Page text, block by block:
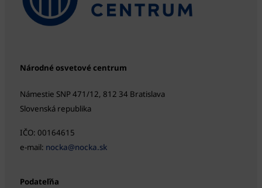
Národné osvetové centrum
Námestie SNP 471/12, 812 34 Bratislava
Slovenská republika
IČO: 00164615
e-mail: nocka@nocka.sk
Podateľňa